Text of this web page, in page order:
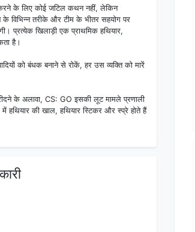
करने के लिए कोई जटिल कथन नहीं, लेकिन
विभिन्न तरीके और टीम के भीतर सहयोग पर
प्रत्येक खिलाड़ी एक प्राथमिक हथियार,
है।
को बंधक बनाने से रोकें, हर उस व्यक्ति को मारें
के अलावा, CS: GO इसकी लूट मामले प्रणाली
की खाल, हथियार स्टिकर और स्प्रे होते हैं